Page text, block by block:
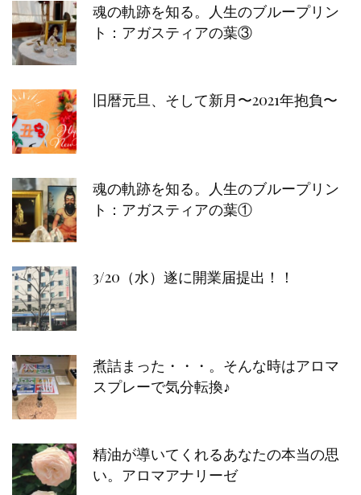
魂の軌跡を知る。人生のブループリン
ト：アガスティアの葉③
旧暦元旦、そして新月〜2021年抱負〜
魂の軌跡を知る。人生のブループリン
ト：アガスティアの葉①
3/20（水）遂に開業届提出！！
煮詰まった・・・。そんな時はアロマ
スプレーで気分転換♪
精油が導いてくれるあなたの本当の思
い。アロマアナリーゼ